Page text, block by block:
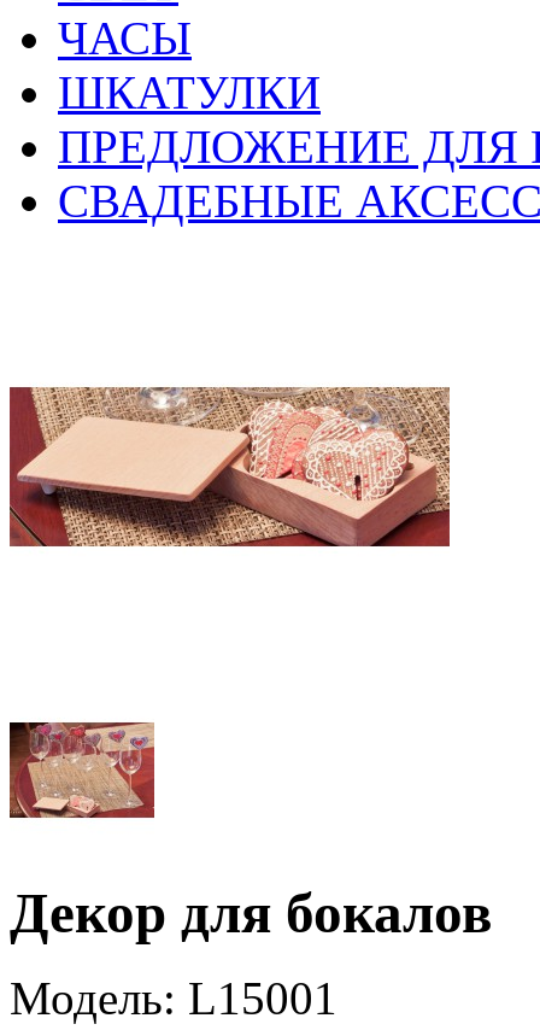
ЧАСЫ
ШКАТУЛКИ
ПРЕДЛОЖЕНИЕ ДЛЯ
СВАДЕБНЫЕ
Декор для бокалов
Модель: L15001